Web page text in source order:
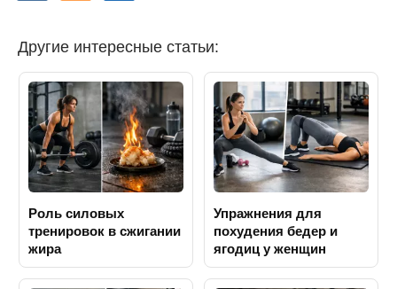
Другие интересные статьи:
Роль силовых
тренировок в сжигании
жира
Упражнения для
похудения бедер и
ягодиц у женщин